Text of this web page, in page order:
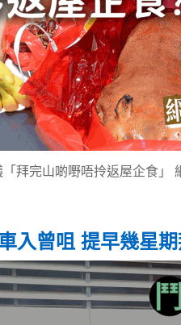
拜完山啲嘢唔拎返屋企食」
入曾咀 提早幾星